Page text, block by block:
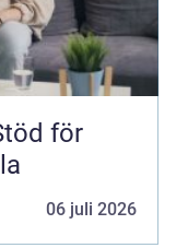
för
06 juli 2026